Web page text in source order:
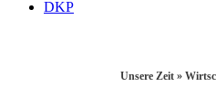
DKP
Unsere Zeit »